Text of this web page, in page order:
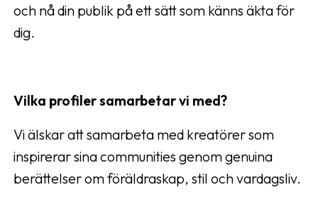
och nå din publik på ett sätt som känns äkta för
dig.
Vilka profiler samarbetar vi med?
Vi älskar att samarbeta med kreatörer som
inspirerar sina communities genom genuina
berättelser om föräldraskap, stil och vardagsliv.